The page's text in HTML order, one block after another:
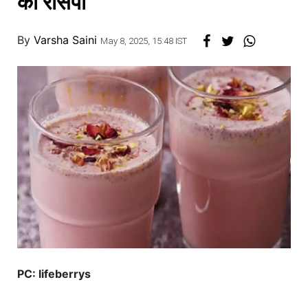
By Varsha Saini May 8, 2025, 15:48 IST
PC: lifeberrys